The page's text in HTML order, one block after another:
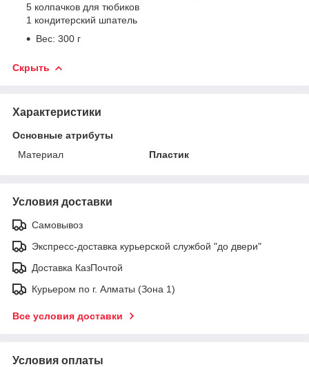
5 колпачков для тюбиков
1 кондитерский шпатель
Вес: 300 г
Скрыть
Характеристики
Основные атрибуты
Материал
Пластик
Условия доставки
Самовывоз
Экспресс-доставка курьерской службой "до двери"
Доставка КазПочтой
Курьером по г. Алматы (Зона 1)
Все условия доставки
Условия оплаты